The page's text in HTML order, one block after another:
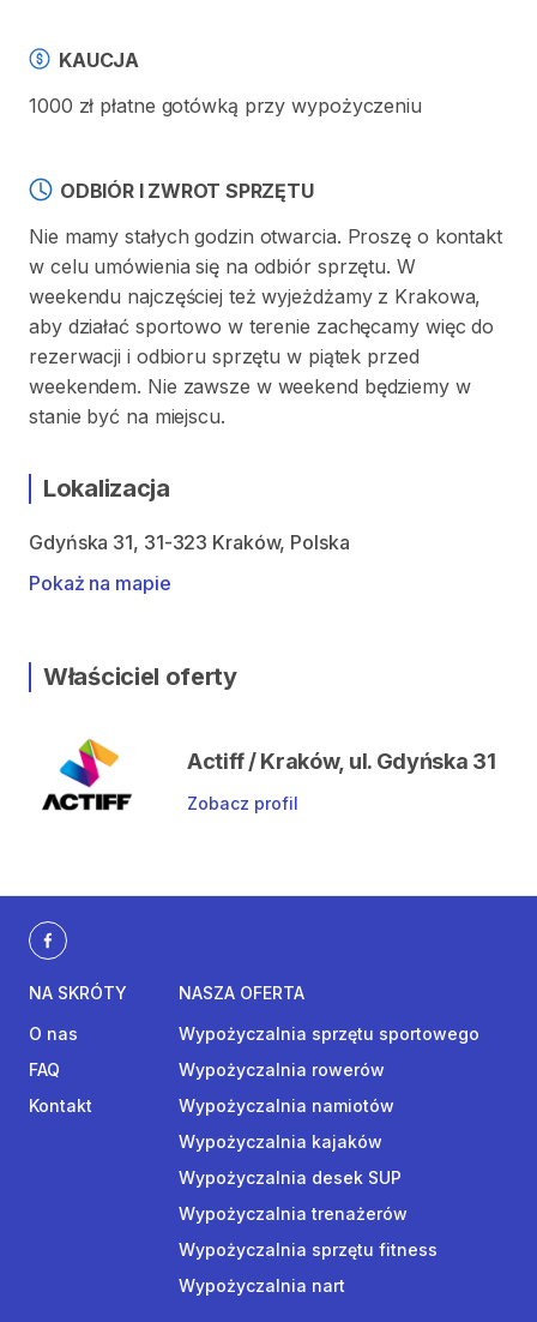
KAUCJA
1000 zł płatne gotówką przy wypożyczeniu
ODBIÓR I ZWROT SPRZĘTU
Nie mamy stałych godzin otwarcia. Proszę o kontakt
w celu umówienia się na odbiór sprzętu. W
weekendu najczęściej też wyjeżdżamy z Krakowa,
aby działać sportowo w terenie zachęcamy więc do
rezerwacji i odbioru sprzętu w piątek przed
weekendem. Nie zawsze w weekend będziemy w
stanie być na miejscu.
Lokalizacja
Gdyńska 31, 31-323 Kraków, Polska
Pokaż na mapie
Właściciel oferty
Actiff / Kraków, ul. Gdyńska 31
Zobacz profil
NA SKRÓTY
O nas
FAQ
Kontakt
NASZA OFERTA
Wypożyczalnia sprzętu sportowego
Wypożyczalnia rowerów
Wypożyczalnia namiotów
Wypożyczalnia kajaków
Wypożyczalnia desek SUP
Wypożyczalnia trenażerów
Wypożyczalnia sprzętu fitness
Wypożyczalnia nart